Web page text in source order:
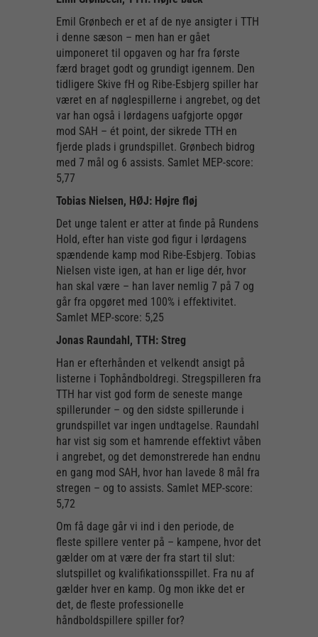
Emil Grønbech er et af de nye ansigter i TTH
i denne sæson – men han er gået
uimponeret til opgaven og har fra første
færd braget godt og grundigt igennem. Den
tidligere Skive fH og Ribe-Esbjerg spiller har
været en af nøglespillerne i angrebet, og det
var han også i lørdagens uafgjorte opgør
mod SAH – ét point, der sikrede TTH en
fjerde plads i grundspillet. Grønbech bidrog
med 7 mål og 6 assists. Samlet MEP-score:
5,77
Tobias Nielsen, HØJ: Højre fløj
Det unge talent er atter at finde på Rundens
Hold, efter han viste god figur i lørdagens
spændende kamp mod Ribe-Esbjerg. Tobias
Nielsen viste igen, at han er lige dér, hvor
han skal være – han laver nemlig 7 på 7 og
går fra opgøret med 100% i effektivitet.
Samlet MEP-score: 5,25
Jonas Raundahl, TTH: Streg
Han er efterhånden et velkendt ansigt på
listerne i Tophåndboldregi. Stregspilleren fra
TTH har vist god form de seneste mange
spillerunder – og den sidste spillerunde i
grundspillet var ingen undtagelse. Raundahl
har vist sig som et hamrende effektivt våben
i angrebet, og det demonstrerede han endnu
en gang mod SAH, hvor han lavede 8 mål fra
stregen – og to assists. Samlet MEP-score:
5,72
Om få dage går vi ind i den periode, de
fleste spillere venter på – kampene, hvor det
gælder om at være der fra start til slut:
slutspillet og kvalifikationsspillet. Fra nu af
gælder hver en kamp. Og mon ikke det er
det, de fleste professionelle
håndboldspillere spiller for?